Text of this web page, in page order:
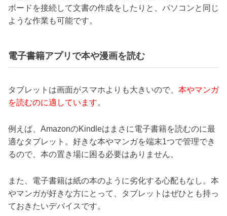
ボードを接続して文書の作成をしたりと、パソコンと同じ
ような作業も可能です。
電子書籍アプリで本や漫画を読む
タブレットは画面がスマホよりも大きいので、 本やマンガ
を読むのに適しています。
例えば、AmazonのKindleはまさに電子書籍を読むのに最
適なタブレット。好きな本やマンガを端末1つで管理でき
るので、本の置き場に困る必要はありません。
また、電子書籍は紙の本のように劣化する心配もなし。本
やマンガが好きな方にとって、タブレットはぜひとも持っ
ておきたいデバイスです。